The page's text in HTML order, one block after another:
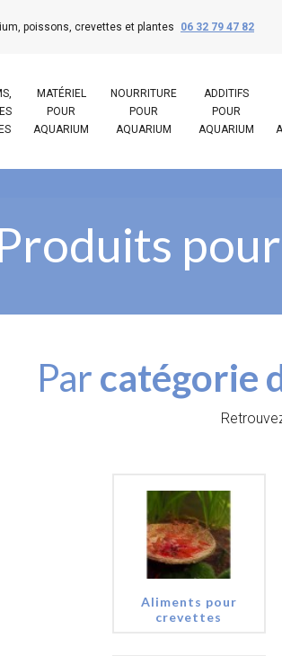
poissons, crevettes et plantes 06 32 79 47 82
MATÉRIEL
POUR
AQUARIUM
NOURRITURE
POUR
AQUARIUM
ADDITIFS
POUR
AQUARIUM
Par catégorie
Aliments pour
crevettes